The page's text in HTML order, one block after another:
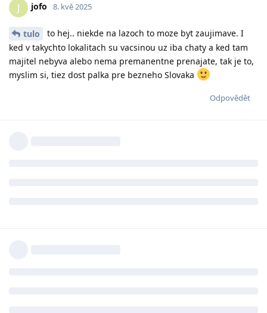
J jofo 8. kvě 2025
tulo
to hej.. niekde na lazoch to moze byt zaujimave. I
ked v takychto lokalitach su vacsinou uz iba chaty a ked tam
majitel nebyva alebo nema premanentne prenajate, tak je to,
myslim si, tiez dost palka pre bezneho Slovaka
Odpovědět